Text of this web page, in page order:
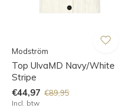
Modström
Top UlvaMD Navy/White
Stripe
€44,97 €89,95
Incl. btw